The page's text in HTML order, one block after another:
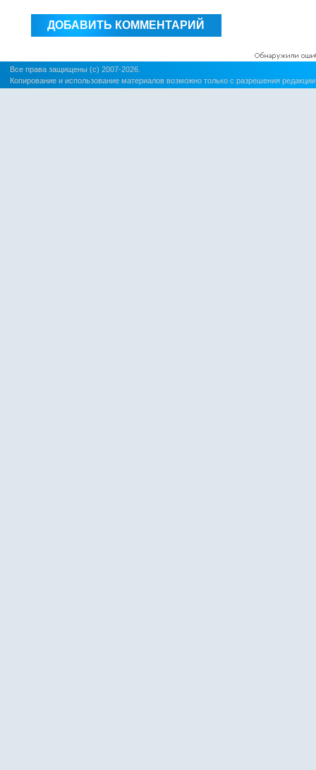
Все права защищены (c) 2007-2026.
Копирование и использование материалов возможно только с разрешения